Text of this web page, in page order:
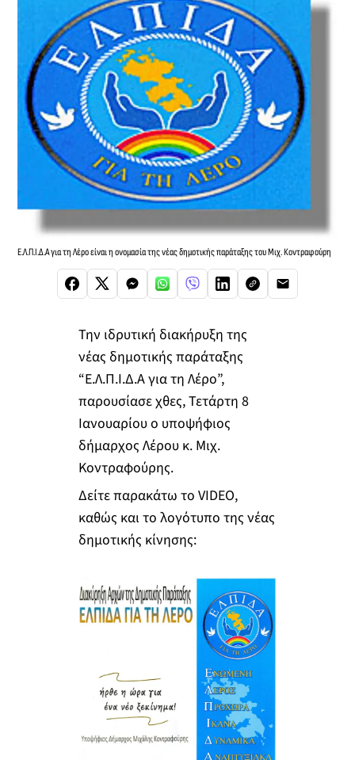
Ε.Λ.Π.Ι.Δ.Α για τη Λέρο είναι η ονομασία της νέας δημοτικής παράταξης του Μιχ. Κοντραφούρη
Την ιδρυτική διακήρυξη της
νέας δημοτικής παράταξης
“Ε.Λ.Π.Ι.Δ.Α για τη Λέρο”,
παρουσίασε χθες, Τετάρτη 8
Ιανουαρίου ο υποψήφιος
δήμαρχος Λέρου κ. Μιχ.
Κοντραφούρης.
Δείτε παρακάτω το VIDEO,
καθώς και το λογότυπο της νέας
δημοτικής κίνησης: